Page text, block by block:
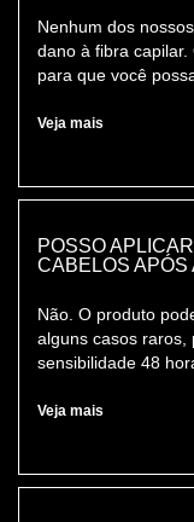
Nenhum dos
dano à fibra
para que você
Veja mais
POSSO
CABELOS APÓS
Não. O produto
alguns casos raros,
sensibilidade 48
Veja mais